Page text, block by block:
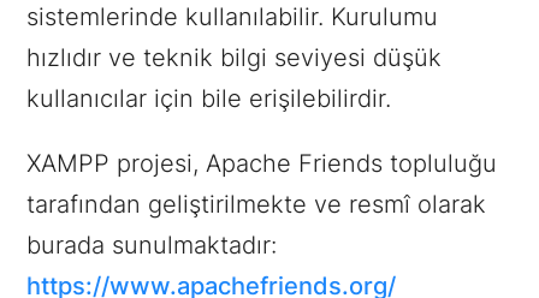
sistemlerinde kullanılabilir. Kurulumu
hızlıdır ve teknik bilgi seviyesi düşük
kullanıcılar için bile erişilebilirdir.
XAMPP projesi, Apache Friends topluluğu
tarafından geliştirilmekte ve resmî olarak
burada sunulmaktadır:
https://www.apachefriends.org/